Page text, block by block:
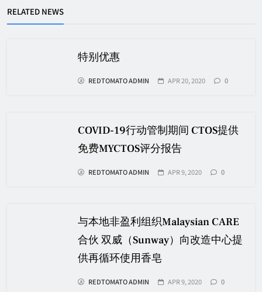
RELATED NEWS
特别优惠
REDTOMATO ADMIN APR 20, 2020 0
COVID-19行动管制期间 CTOS提供
免费MYCTOS评分报告
REDTOMATO ADMIN APR 9, 2020 0
与本地非盈利组织Malaysian CARE
合伙 双威（Sunway）向改造中心提
供再循环使用香皂
REDTOMATO ADMIN APR 9, 2020 0